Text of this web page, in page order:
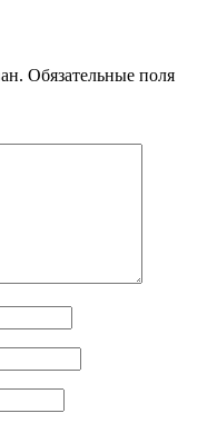
Обязательные поля